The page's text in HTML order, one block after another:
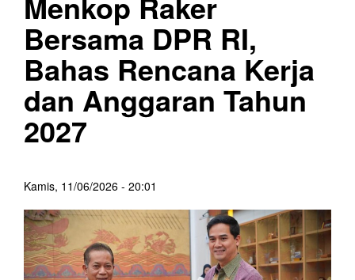
Bersama DPR RI,
Bahas Rencana Kerja
dan Anggaran Tahun
2027
Kamis, 11/06/2026 - 20:01